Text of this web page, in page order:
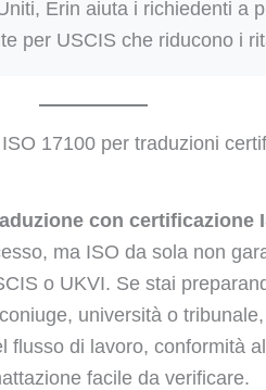
Erin aiuta i richiedenti a
per USCIS che riducono i
17100 per traduzioni
con certificazione
ma ISO da sola non
o UKVI. Se stai
università o
flusso di lavoro, conformità
facile da verificare.